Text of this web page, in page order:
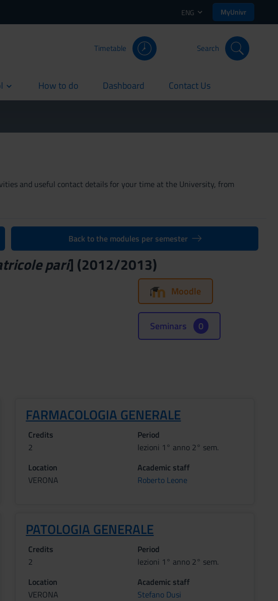
ENG MyUnivr
Timetable Search
How to do
current Dashboard
current Contact Us
current
and useful contact details for your time at the University, from
Back to the modules per semester
pari] (2012/2013)
Moodle
Seminars 0
FARMACOLOGIA GENERALE
Credits
2
Period
lezioni 1° anno 2° sem.
Location
VERONA
Academic staff
Roberto Leone
PATOLOGIA GENERALE
Credits
2
Period
lezioni 1° anno 2° sem.
Location
VERONA
Academic staff
Stefano Dusi